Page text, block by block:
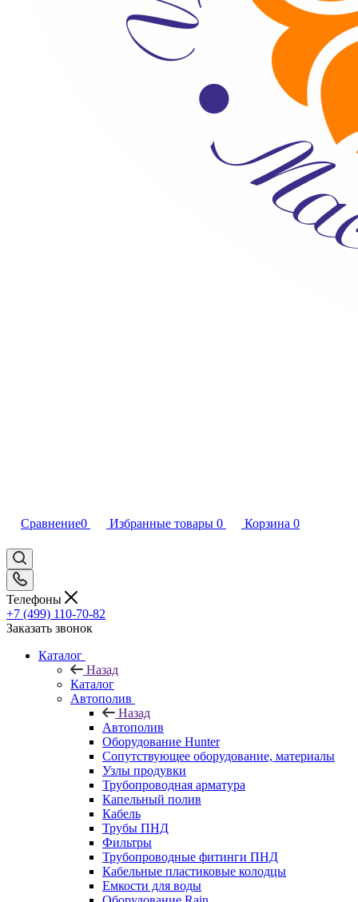
Сравнение0 Избранные товары 0 Корзина 0
Телефоны
+7 (499) 110-70-82
Заказать звонок
Каталог
Назад
Каталог
Автополив
Назад
Автополив
Оборудование Hunter
Сопутствующее оборудование, материалы
Узлы продувки
Трубопроводная арматура
Капельный полив
Кабель
Трубы ПНД
Фильтры
Трубопроводные фитинги ПНД
Кабельные пластиковые колодцы
Емкости для воды